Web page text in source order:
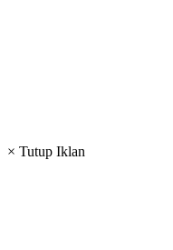
× Tutup Iklan